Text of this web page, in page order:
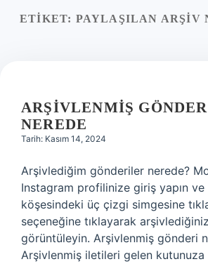
ETIKET: PAYLAŞILAN ARŞIV
ARŞIVLENMIŞ
NEREDE
Tarih: Kasım 14, 2024
Arşivlediğim gönderiler nerede?
Instagram profilinize giriş yapın ve
köşesindeki üç çizgi simgesine
seçeneğine tıklayarak
görüntüleyin. Arşivlenmiş gönderi
Arşivlenmiş iletileri gelen kutunuza